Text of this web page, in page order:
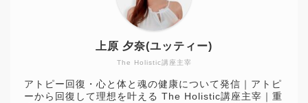
The Holistic講座主宰
上原 夕奈(ユッティー)
アトピー回復・心と体と魂の健康について発信｜アトピ
ーから回復して理想を叶える The Holistic講座主宰｜重